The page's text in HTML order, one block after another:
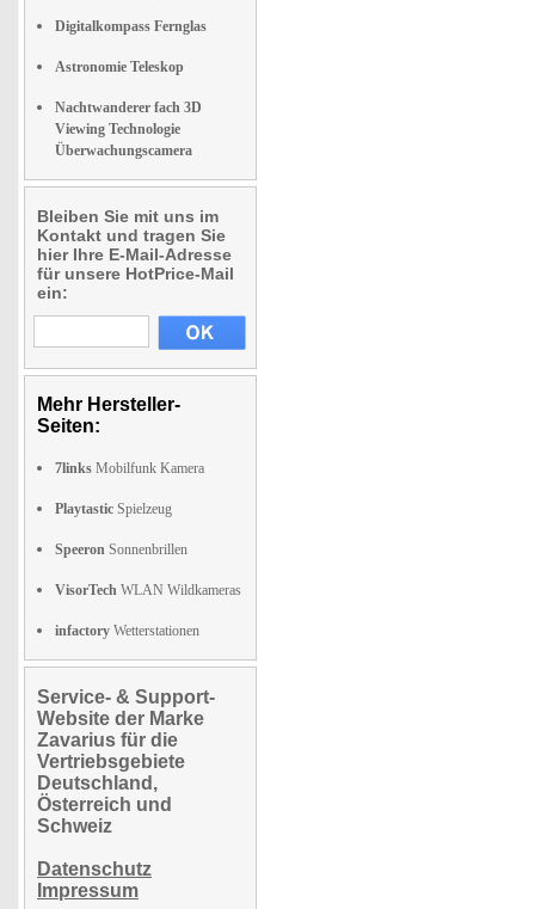
Digitalkompass Fernglas
Astronomie Teleskop
Nachtwanderer fach 3D
Viewing Technologie
Überwachungscamera
Bleiben Sie mit uns im
Kontakt und tragen Sie
hier Ihre E-Mail-Adresse
für unsere HotPrice-Mail
ein:
Mehr Hersteller-
Seiten:
7links Mobilfunk Kamera
Playtastic Spielzeug
Speeron Sonnenbrillen
VisorTech WLAN Wildkameras
infactory Wetterstationen
Service- & Support-
Website der Marke
Zavarius für die
Vertriebsgebiete
Deutschland,
Österreich und
Schweiz
Datenschutz
Impressum